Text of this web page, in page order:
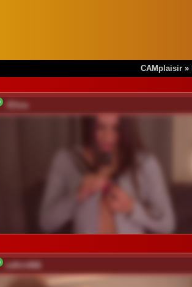
CAMplaisir »
-Eliza-
zefirrr666